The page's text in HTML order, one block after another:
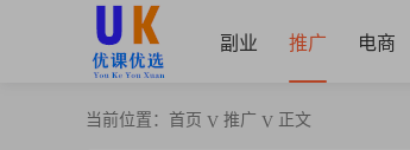
副业 推广 电商
当前位置： 首页 推广 正文